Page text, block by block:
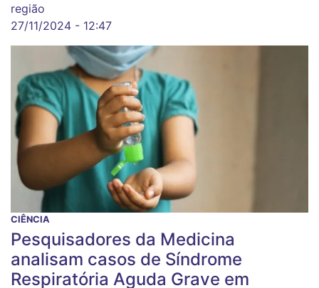
região
27/11/2024 - 12:47
CIÊNCIA
Pesquisadores da Medicina
analisam casos de Síndrome
Respiratória Aguda Grave em